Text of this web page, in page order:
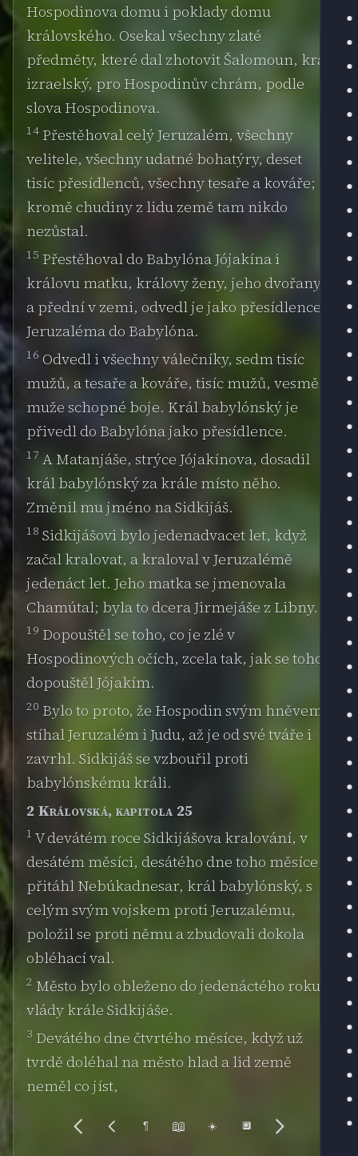
Hospodinova domu i poklady domu
královského. Osekal všechny zlaté
předměty, které dal zhotovit Šalomoun, král
izraelský, pro Hospodinův chrám, podle
slova Hospodinova.
14 Přestěhoval celý Jeruzalém, všechny
velitele, všechny udatné bohatýry, deset
tisíc přesídlenců, všechny tesaře a kováře;
kromě chudiny z lidu země tam nikdo
nezůstal.
15 Přestěhoval do Babylóna Jójakína i
královu matku, královy ženy, jeho dvořany
a přední v zemi, odvedl je jako přesídlence z
Jeruzaléma do Babylóna.
16 Odvedl i všechny válečníky, sedm tisíc
mužů, a tesaře a kováře, tisíc mužů, vesměs
muže schopné boje. Král babylónský je
přivedl do Babylóna jako přesídlence.
17 A Matanjáše, strýce Jójakínova, dosadil
král babylónský za krále místo něho.
Změnil mu jméno na Sidkijáš.
18 Sidkijášovi bylo jedenadvacet let, když
začal kralovat, a kraloval v Jeruzalémě
jedenáct let. Jeho matka se jmenovala
Chamútal; byla to dcera Jirmejáše z Libny.
19 Dopouštěl se toho, co je zlé v
Hospodinových očích, zcela tak, jak se toho
dopouštěl Jójakím.
20 Bylo to proto, že Hospodin svým hněvem
stíhal Jeruzalém i Judu, až je od své tváře i
zavrhl. Sidkijáš se vzbouřil proti
babylónskému králi.
2 Královská, kapitola 25
1 V devátém roce Sidkijášova kralování, v
desátém měsíci, desátého dne toho měsíce,
přitáhl Nebúkadnesar, král babylónský, s
celým svým vojskem proti Jeruzalému,
položil se proti němu a zbudovali dokola
obléhací val.
2 Město bylo obleženo do jedenáctého roku
vlády krále Sidkijáše.
3 Devátého dne čtvrtého měsíce, když už
tvrdě doléhal na město hlad a lid země
neměl co jíst,
¶ 📖 ☀️ 🔲